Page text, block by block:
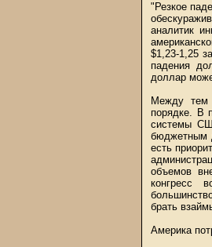
"Резкое
аналитик
$1,23-1,25
падения
доллар
Между тем
порядке. В
системы
бюджетным
есть
объемов
конгресс
брать
Америка